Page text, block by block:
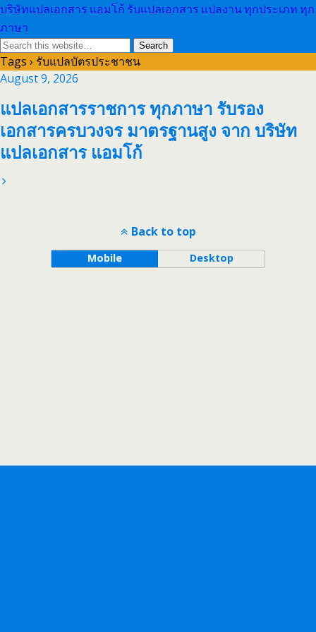
บริษัทแปลเอกสาร แอมโก้ รับแปลเอกสาร แปลงาน ทุกประเภท ทุก
ภาษา
Tags › รับแปลบัตรประชาชน
August 9, 2026
แปลเอกสารราชการ ทุกภาษา รับรอง
เอกสารครบวงจร มาตรฐานสูง จาก บริษัท
แปลเอกสาร แอมโก้
Back to top
Mobile Desktop